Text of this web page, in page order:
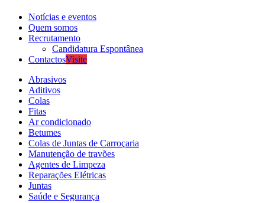
Notícias e eventos
Quem somos
Recrutamento
Candidatura Espontânea
ContactosVisite
Abrasivos
Aditivos
Colas
Fitas
Ar condicionado
Betumes
Colas de Juntas de Carroçaria
Manutenção de travões
Agentes de Limpeza
Reparações Elétricas
Juntas
Saúde e Segurança